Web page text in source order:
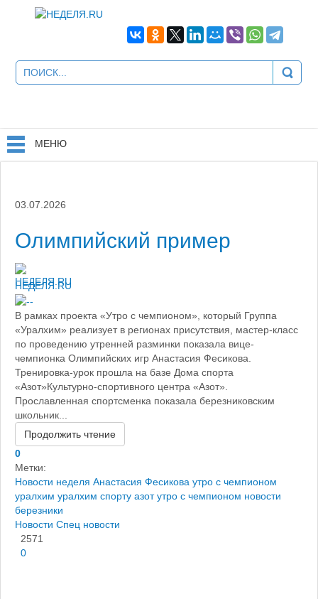
МЕНЮ
03.07.2026
Олимпийский пример
НЕДЕЛЯ.RU
В рамках проекта «Утро с чемпионом», который Группа
«Уралхим» реализует в регионах присутствия, мастер-класс
по проведению утренней разминки показала вице-
чемпионка Олимпийских игр Анастасия Фесикова.
Тренировка-урок прошла на базе Дома спорта
«Азот»Культурно-спортивного центра «Азот».
Прославленная спортсменка показала березниковским
школьник...
Продолжить чтение
0
Метки:
Новости неделя Анастасия Фесикова утро с чемпионом
уралхим уралхим спорту азот утро с чемпионом новости
березники
Новости Спец новости
2571
0